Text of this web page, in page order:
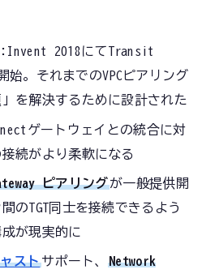
2018にてTransit
始。それまでのVPCピアリング
を解決するために設計された
ゲートウェイとの統合に対
続がより柔軟になる
ピアリングが一般提供開
のTGT同士を接続できるよう
が現実的に
ストサポート、 Network